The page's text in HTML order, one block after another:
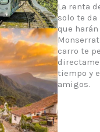
La renta
solo te
que
carro te
tiempo y
amigos.